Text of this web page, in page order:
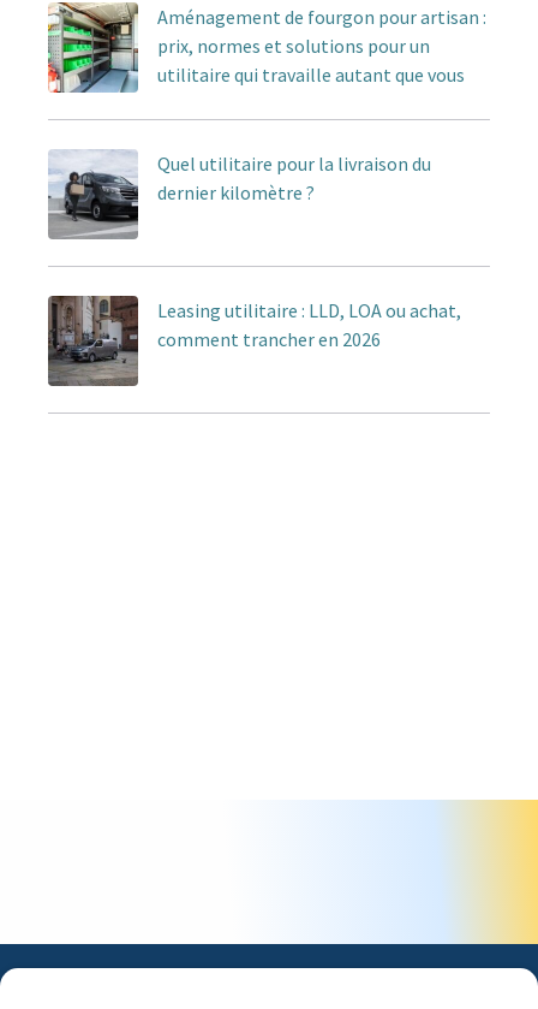
Aménagement de fourgon pour artisan :
prix, normes et solutions pour un
utilitaire qui travaille autant que vous
Quel utilitaire pour la livraison du
dernier kilomètre ?
Leasing utilitaire : LLD, LOA ou achat,
comment trancher en 2026